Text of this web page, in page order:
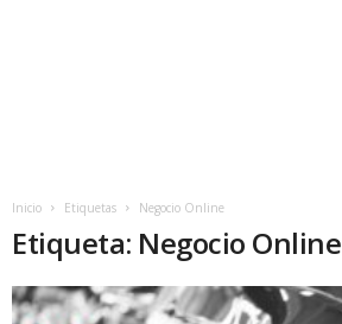
Inicio Etiquetas Negocio Online
Etiqueta: Negocio Online